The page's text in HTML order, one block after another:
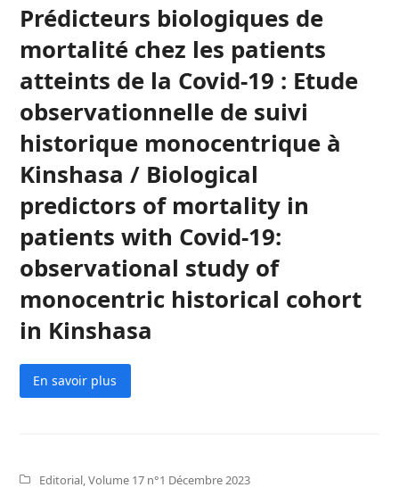
Prédicteurs biologiques de
mortalité chez les patients
atteints de la Covid-19 : Etude
observationnelle de suivi
historique monocentrique à
Kinshasa / Biological
predictors of mortality in
patients with Covid-19:
observational study of
monocentric historical cohort
in Kinshasa
En savoir plus
Editorial,Volume 17 n°1 Décembre 2023